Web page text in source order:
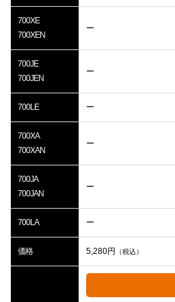
700XE
700XEN
ー
700JE
700JEN
ー
700LE ー
700XA
700XAN
ー
700JA
700JAN
ー
700LA ー
価格 5,280円 （税込）